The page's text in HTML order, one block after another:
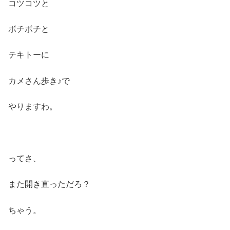
コツコツと
ボチボチと
テキトーに
カメさん歩き♪で
やりますわ。
ってさ、
また開き直っただろ？
ちゃう。